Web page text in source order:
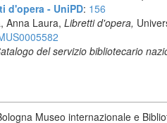
d'opera - UniPD: 156
Anna Laura, Libretti d'opera,
del servizio bibliotecario
Museo internazionale e